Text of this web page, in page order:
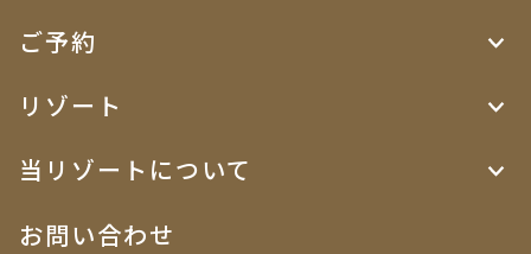
ご予約
リゾート
当リゾートについて
お問い合わせ